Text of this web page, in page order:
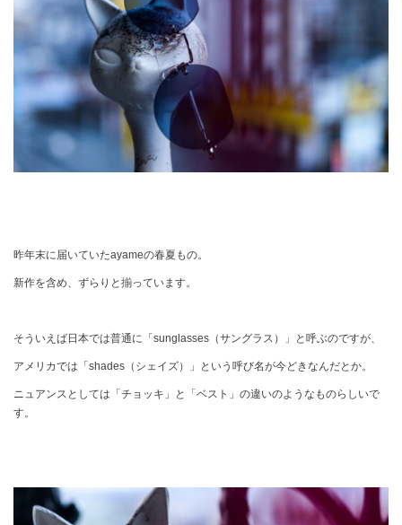
昨年末に届いていたayameの春夏もの。
新作を含め、ずらりと揃っています。
そういえば日本では普通に「sunglasses（サングラス）」と呼ぶのですが、
アメリカでは「shades（シェイズ）」という呼び名が今どきなんだとか。
ニュアンスとしては「チョッキ」と「ベスト」の違いのようなものらしいで
す。